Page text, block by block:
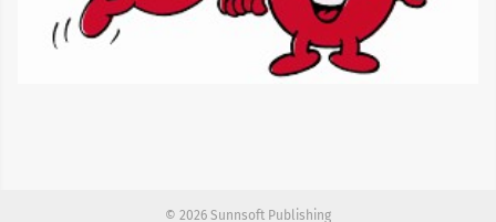
© 2026 Sunnsoft Publishing